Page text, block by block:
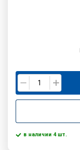
в наличии 4 шт.